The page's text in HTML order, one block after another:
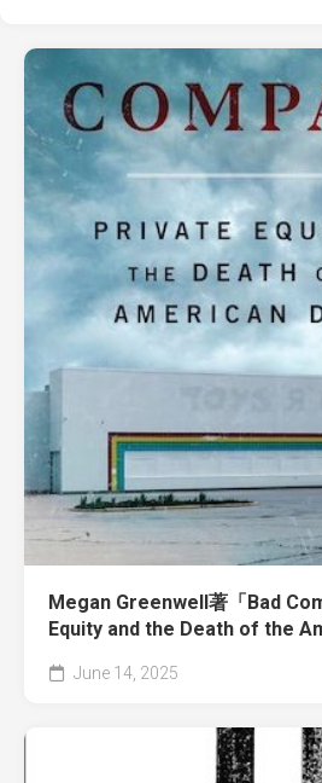
Megan Greenwell著「Bad
Equity and the Death of the
June 14, 2025